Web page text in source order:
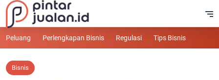
Peluang Perlengkapan Bisnis Regulasi Tips Bisnis
Bisnis